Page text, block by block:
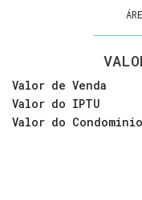
Valor de Venda
Valor do IPTU
Valor do Condominio